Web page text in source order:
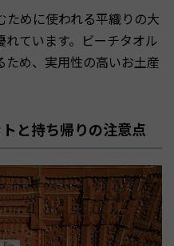
めに使われる平織りの大
ています。ビーチタオル
め、実用性の高いお土産
と持ち帰りの注意点